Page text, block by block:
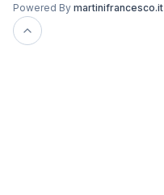
Powered By martinifrancesco.it